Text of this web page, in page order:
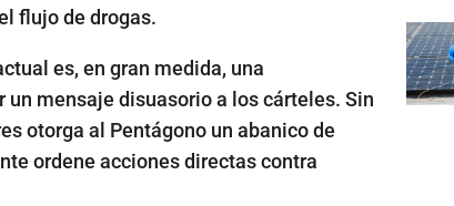
flujo de drogas.
es, en gran medida, una
mensaje disuasorio a los cárteles. Sin
otorga al Pentágono un abanico de
ordene acciones directas contra